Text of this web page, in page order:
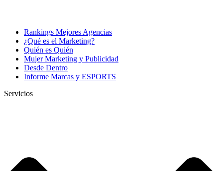
Rankings Mejores Agencias
¿Qué es el Marketing?
Quién es Quién
Mujer Marketing y Publicidad
Desde Dentro
Informe Marcas y ESPORTS
Servicios